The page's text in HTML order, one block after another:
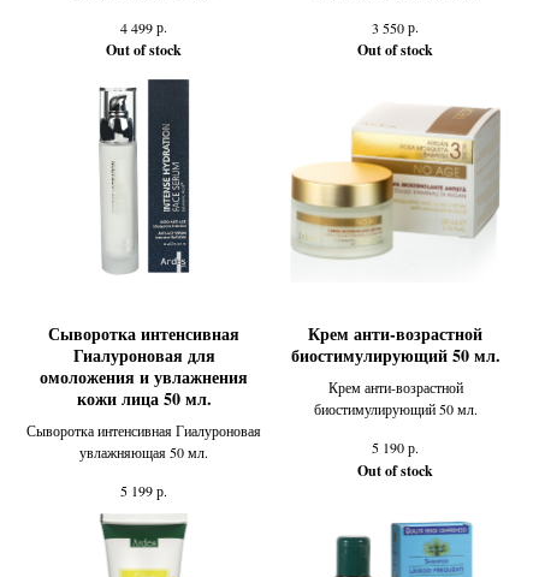
4 499р.
Out of stock
3 550р.
Out of stock
Сыворотка интенсивная
Гиалуроновая для
омоложения и увлажнения
кожи лица 50 мл.
Сыворотка интенсивная Гиалуроновая
увлажняющая 50 мл.
5 199р.
Крем анти-возрастной
биостимулирующий 50 мл.
Крем анти-возрастной
биостимулирующий 50 мл.
5 190р.
Out of stock